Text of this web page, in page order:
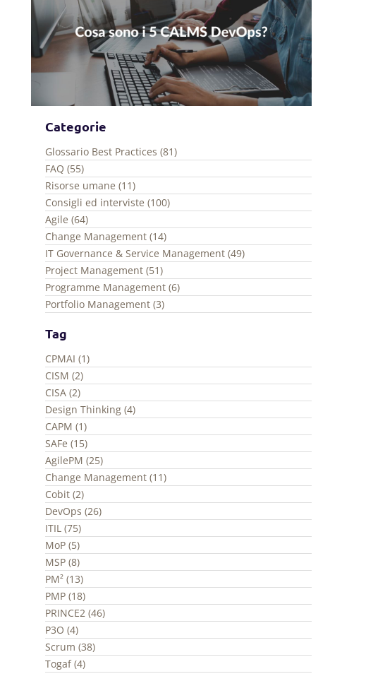
Categorie
Glossario Best Practices (81)
FAQ (55)
Risorse umane (11)
Consigli ed interviste (100)
Agile (64)
Change Management (14)
IT Governance & Service Management (49)
Project Management (51)
Programme Management (6)
Portfolio Management (3)
Tag
CPMAI (1)
CISM (2)
CISA (2)
Design Thinking (4)
CAPM (1)
SAFe (15)
AgilePM (25)
Change Management (11)
Cobit (2)
DevOps (26)
ITIL (75)
MoP (5)
MSP (8)
PM² (13)
PMP (18)
PRINCE2 (46)
P3O (4)
Scrum (38)
Togaf (4)